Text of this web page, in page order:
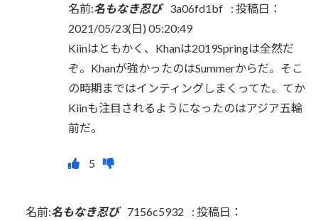
名前:名もなき忍び 3a06fd1bf : 投稿日：
2021/05/23(日) 05:20:49
Kiinはともかく、Khanは2019Springは全然だ
ぞ。Khanが強かったのはSummerからだ。そこ
の時期まではインティングしまくってた。てか
Kiinも注目されるようになったのはアジア五輪
前だ。
名前:名もなき忍び 7156c5932 : 投稿日：